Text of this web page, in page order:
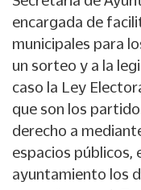
encargada de
municipales para
un sorteo y a la
caso la Ley
que son los
derecho a
espacios públicos,
ayuntamiento los